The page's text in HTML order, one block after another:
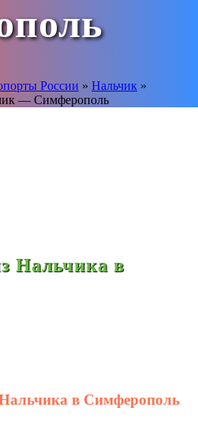
России » Нальчик »
— Симферополь
Нальчика в
в Симферополь